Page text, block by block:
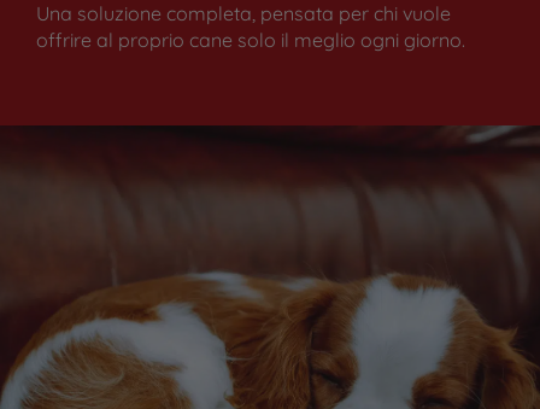
Una soluzione completa, pensata per chi vuole
offrire al proprio cane solo il meglio ogni giorno.